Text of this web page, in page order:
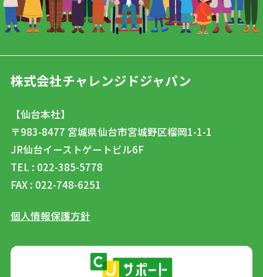
株式会社チャレンジドジャパン
【仙台本社】
〒983-8477 宮城県仙台市宮城野区榴岡1-1-1
JR仙台イーストゲートビル6F
TEL : 022-385-5778
FAX : 022-748-6251
個人情報保護方針